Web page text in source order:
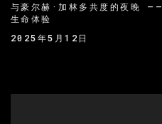
与豪尔赫·加林多共度的夜晚
生命体验
2025年5月12日